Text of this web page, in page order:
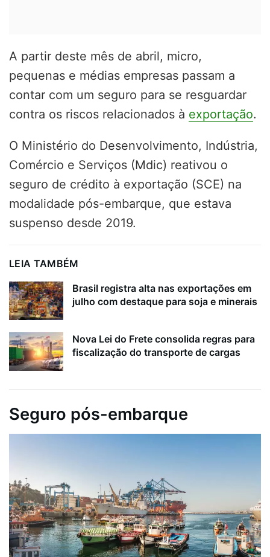
A partir deste mês de abril, micro,
pequenas e médias empresas passam a
contar com um seguro para se resguardar
contra os riscos relacionados à exportação.
O Ministério do Desenvolvimento, Indústria,
Comércio e Serviços (Mdic) reativou o
seguro de crédito à exportação (SCE) na
modalidade pós-embarque, que estava
suspenso desde 2019.
LEIA TAMBÉM
Brasil registra alta nas exportações em
julho com destaque para soja e minerais
Nova Lei do Frete consolida regras para
fiscalização do transporte de cargas
Seguro pós-embarque